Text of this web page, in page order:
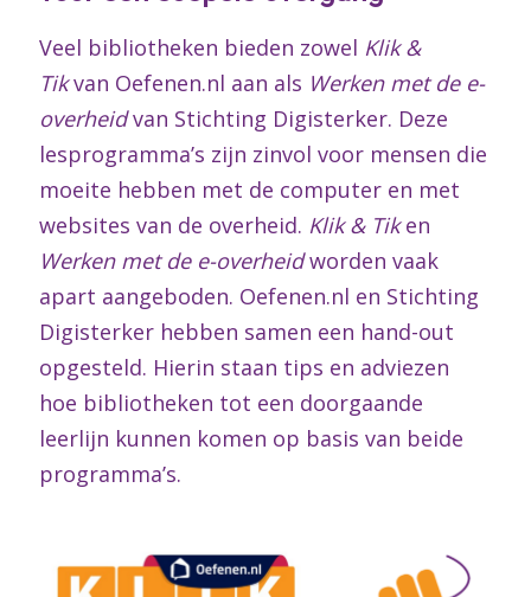
Veel bibliotheken bieden zowel Klik &
Tikvan Oefenen.nl aan als Werken met de e-
overheidvan Stichting Digisterker. Deze
lesprogramma’s zijn zinvol voor mensen die
moeite hebben met de computer en met
websites van de overheid. Klik & Tiken
Werken met de e-overheidworden vaak
apart aangeboden. Oefenen.nl en Stichting
Digisterker hebben samen een hand-out
opgesteld. Hierin staan tips en adviezen
hoe bibliotheken tot een doorgaande
leerlijn kunnen komen op basis van beide
programma’s.